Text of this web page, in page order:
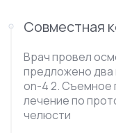
Совместная
Врач провел
предложено два
on-4 2. Съемное
лечение по
челюсти